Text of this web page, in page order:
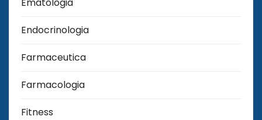
Ematologia
Endocrinologia
Farmaceutica
Farmacologia
Fitness